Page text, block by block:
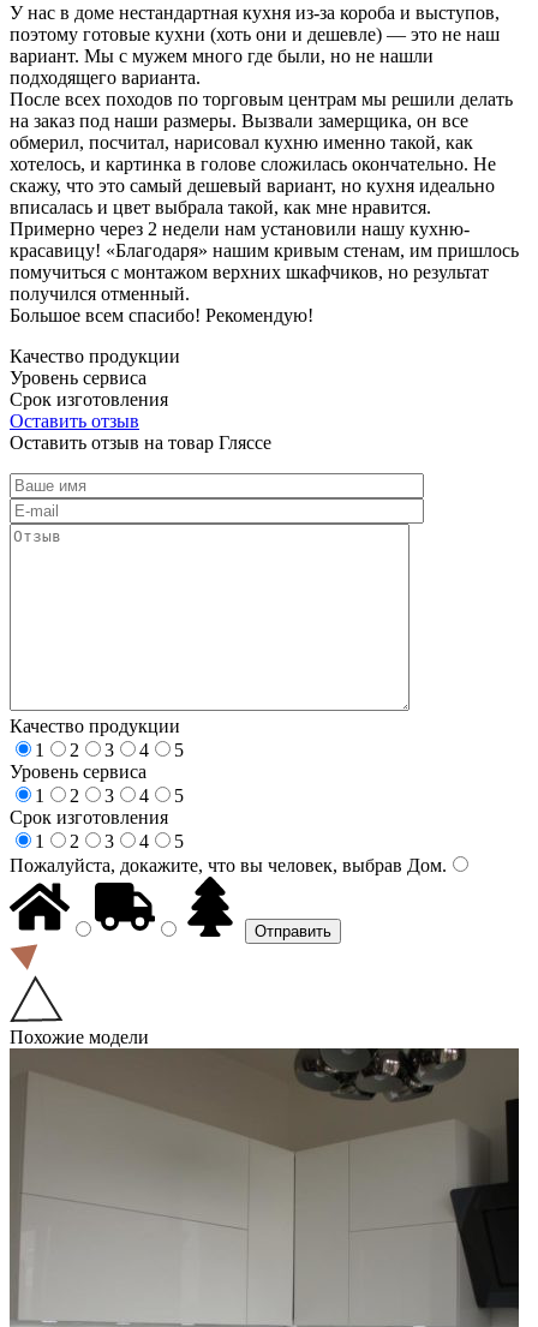
У нас в доме нестандартная кухня из-за короба и выступов,
поэтому готовые кухни (хоть они и дешевле) — это не наш
вариант. Мы с мужем много где были, но не нашли
подходящего варианта.
После всех походов по торговым центрам мы решили делать
на заказ под наши размеры. Вызвали замерщика, он все
обмерил, посчитал, нарисовал кухню именно такой, как
хотелось, и картинка в голове сложилась окончательно. Не
скажу, что это самый дешевый вариант, но кухня идеально
вписалась и цвет выбрала такой, как мне нравится.
Примерно через 2 недели нам установили нашу кухню-
красавицу! «Благодаря» нашим кривым стенам, им пришлось
помучиться с монтажом верхних шкафчиков, но результат
получился отменный.
Большое всем спасибо! Рекомендую!
Качество продукции
Уровень сервиса
Срок изготовления
Оставить отзыв
Оставить отзыв на товар Гляссе
Качество продукции
1
2 3 4
5
Уровень сервиса
1
2 3 4
5
Срок изготовления
1
2 3 4
5
Пожалуйста, докажите, что вы человек, выбрав Дом.
Похожие модели